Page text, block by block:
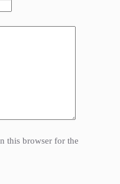
this browser for the